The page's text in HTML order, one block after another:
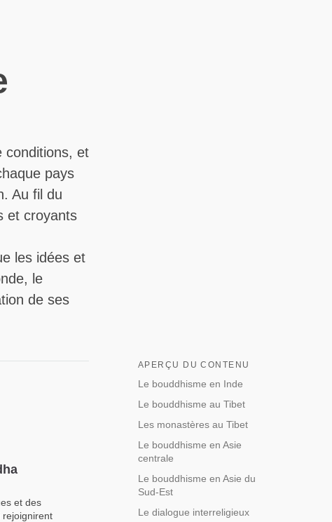
conditions, et
pays
Au fil du
et croyants
les idées et
le
de ses
APERÇU DU CONTENU
Le bouddhisme en Inde
Le bouddhisme au Tibet
Les monastères au Tibet
Le bouddhisme en Asie
centrale
Le bouddhisme en Asie du
Sud-Est
Le dialogue interreligieux
et des
rejoignirent